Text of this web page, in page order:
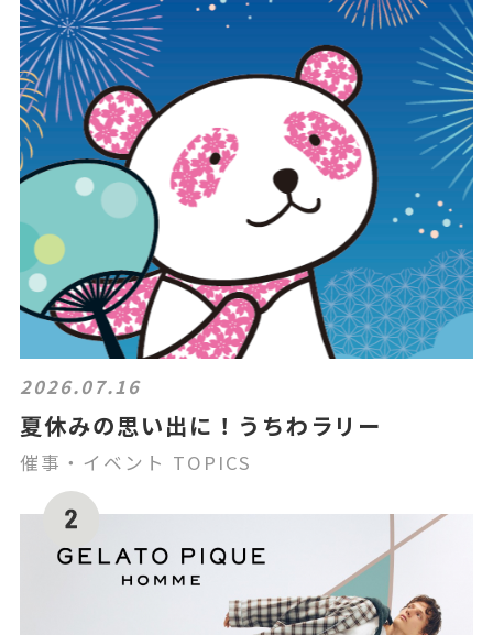
2026.07.16
夏休みの思い出に！うちわラリー
催事・イベント TOPICS